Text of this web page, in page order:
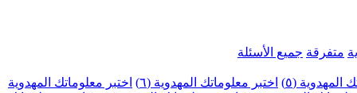
متفرقة جميع الأسئلة
المهدوية (٥) اختبر معلوماتك المهدوية (٦)
اختبر معلوماتك المهدوية